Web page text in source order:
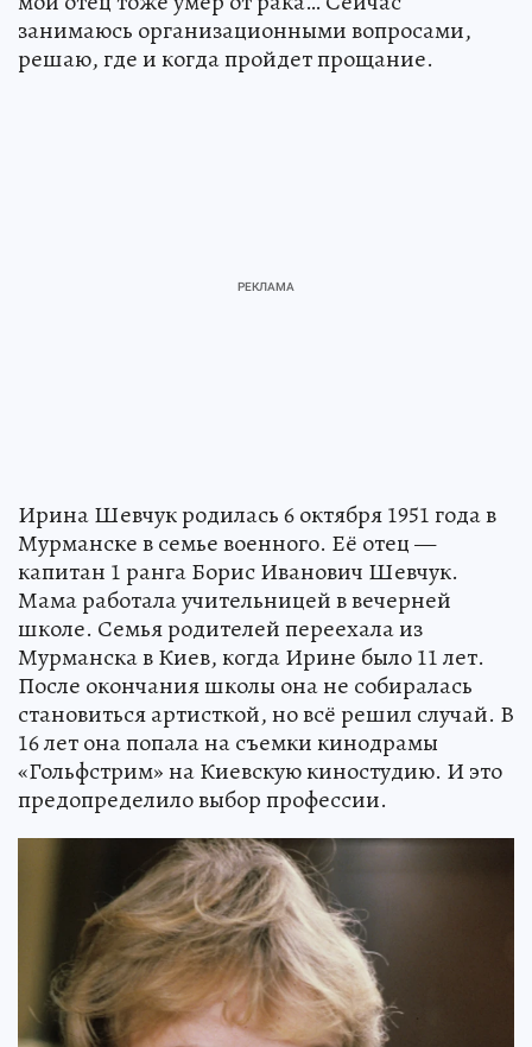
занимаюсь организационными вопросами,
решаю, где и когда пройдет прощание.
Ирина Шевчук родилась 6 октября 1951 года в
Мурманске в семье военного. Её отец —
капитан 1 ранга Борис Иванович Шевчук.
Мама работала учительницей в вечерней
школе. Семья родителей переехала из
Мурманска в Киев, когда Ирине было 11 лет.
После окончания школы она не собиралась
становиться артисткой, но всё решил случай. В
16 лет она попала на съемки кинодрамы
«Гольфстрим» на Киевскую киностудию. И это
предопределило выбор профессии.